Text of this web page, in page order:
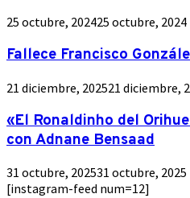
25 octubre, 202425 octubre, 2024
Fallece Francisco
21 diciembre, 202521 diciembre,
«El Ronaldinho del
con Adnane Bensaad
31 octubre, 202531 octubre, 2025
[instagram-feed num=12]